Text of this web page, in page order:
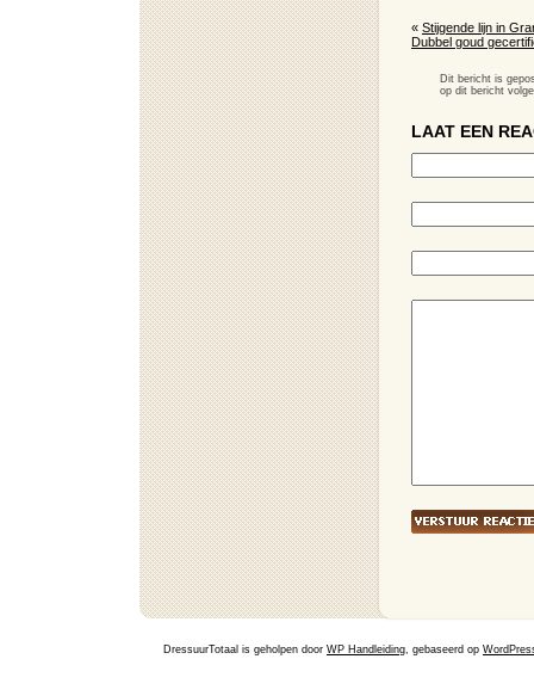
« Stijgende lijn in
Dubbel goud
Dit bericht is
op dit bericht
LAAT EEN
DressuurTotaal is geholpen door WP Handleiding, gebaseerd op